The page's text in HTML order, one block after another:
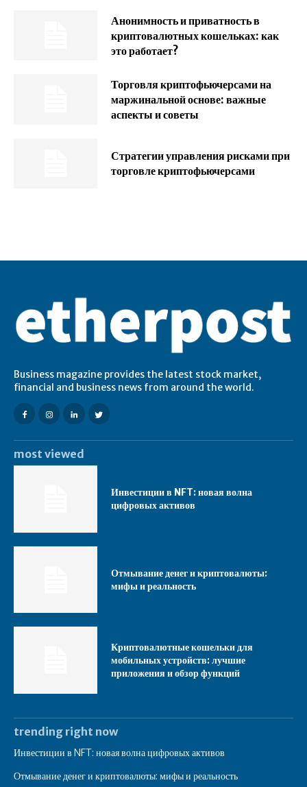
Анонимность и приватность в
криптовалютных кошельках: как
это работает?
Торговля криптофьючерсами на
маржинальной основе: важные
аспекты и советы
Стратегии управления рисками при
торговле криптофьючерсами
Business magazine provides the latest stock market,
financial and business news from around the world.
most viewed
Инвестиции в NFT: новая волна
цифровых активов
Отмывание денег и криптовалюты:
мифы и реальность
Криптовалютные кошельки для
мобильных устройств: лучшие
приложения и обзор функций
trending right now
Инвестиции в NFT: новая волна цифровых активов
Отмывание денег и криптовалюты: мифы и реальность